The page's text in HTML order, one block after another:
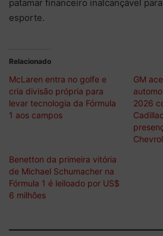
patamar financeiro inalcançável
esporte.
Relacionado
McLaren entra no golfe e
cria divisão própria para
levar tecnologia da Fórmula
1 aos campos
GM
2026
Benetton da primeira vitória
de Michael Schumacher na
Fórmula 1 é leiloado por US$
6 milhões